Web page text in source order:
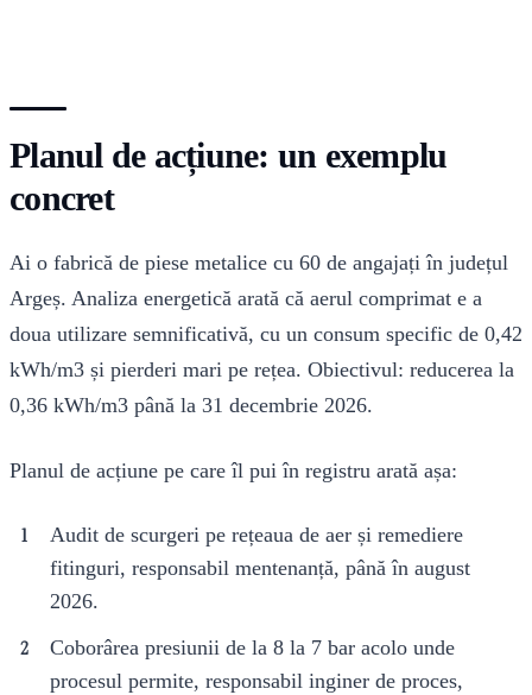
Planul de acțiune: un exemplu
concret
Ai o fabrică de piese metalice cu 60 de angajați în județul
Argeș. Analiza energetică arată că aerul comprimat e a
doua utilizare semnificativă, cu un consum specific de 0,42
kWh/m3 și pierderi mari pe rețea. Obiectivul: reducerea la
0,36 kWh/m3 până la 31 decembrie 2026.
Planul de acțiune pe care îl pui în registru arată așa:
Audit de scurgeri pe rețeaua de aer și remediere
fitinguri, responsabil mentenanță, până în august
2026.
Coborârea presiunii de la 8 la 7 bar acolo unde
procesul permite, responsabil inginer de proces,